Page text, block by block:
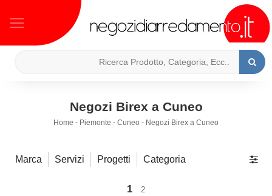
Negozi Birex a Cuneo
Home - Piemonte - Cuneo - Negozi Birex a Cuneo
Marca Servizi Progetti Categoria
1 2